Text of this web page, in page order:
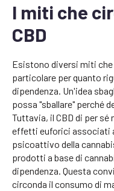
I miti che
CBD
Esistono diversi miti che
particolare per quanto
dipendenza. Un'idea
possa "sballare" perché
Tuttavia, il CBD di per
effetti euforici associati
psicoattivo della
prodotti a base di
dipendenza. Questa
circonda il consumo di